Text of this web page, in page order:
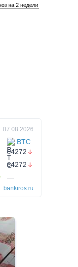
07.08.2026
BTC
64272
64272
—
bankiros.ru